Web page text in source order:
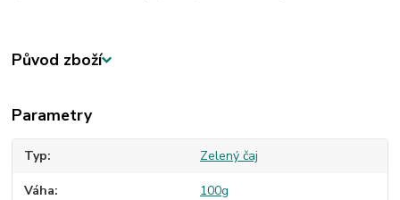
Původ zboží
Parametry
Typ Zelený čaj
Váha 100g